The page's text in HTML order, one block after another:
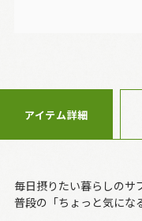
アイテム詳細
毎日摂りたい暮らしのサ
普段の「ちょっと気にな